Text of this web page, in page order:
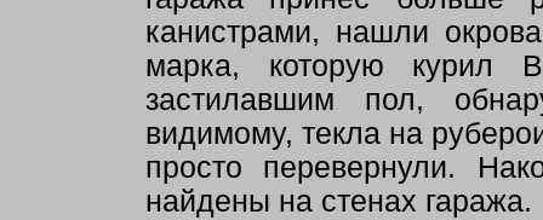
канистрами, нашли
марка, которую курил
застилавшим пол,
видимому, текла на
просто перевернули.
найдены на стенах гаража.